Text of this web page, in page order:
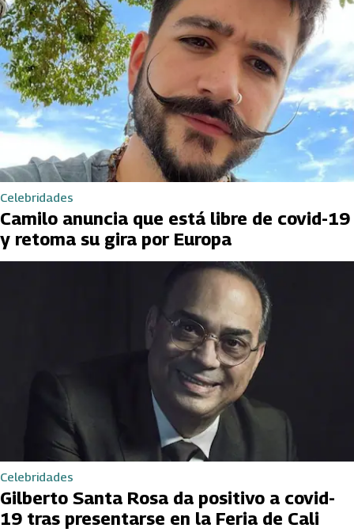
Celebridades
Camilo anuncia que está libre de covid-19
y retoma su gira por Europa
Celebridades
Gilberto Santa Rosa da positivo a covid-
19 tras presentarse en la Feria de Cali